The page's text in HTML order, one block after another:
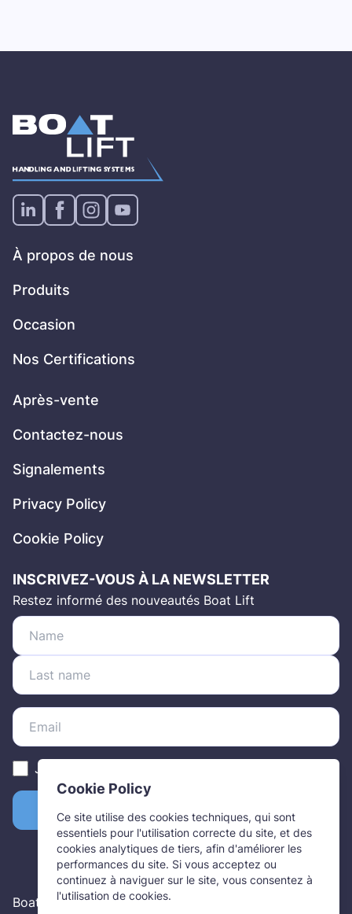
À propos de nous
Produits
Occasion
Nos Certifications
Après-vente
Contactez-nous
Signalements
Privacy Policy
Cookie Policy
INSCRIVEZ-VOUS À LA NEWSLETTER
Restez informé des nouveautés Boat Lift
J'ai lu et j'accepte la
INSCRIVEZ-VOUS MAINTENANT
Boat Lift s.r.l. P.IVA 01669450999 | Via Alba-Narzole,
Cookie Policy
Ce site utilise des cookies techniques, qui sont
essentiels pour l'utilisation correcte du site, et des
cookies analytiques de tiers, afin d'améliorer les
performances du site. Si vous acceptez ou
continuez à naviguer sur le site, vous consentez à
l'utilisation de cookies.